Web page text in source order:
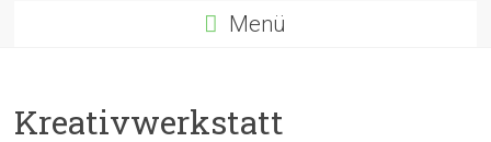
Menü
Kreativwerkstatt